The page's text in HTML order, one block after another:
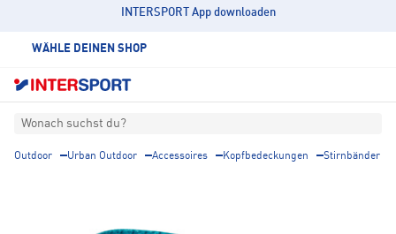
INTERSPORT App downloaden
WÄHLE DEINEN SHOP
Wonach suchst du?
Outdoor Urban Outdoor Accessoires Kopfbedeckungen Stirnbänder